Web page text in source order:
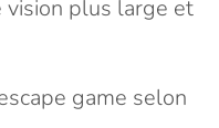
vision plus large et
game selon